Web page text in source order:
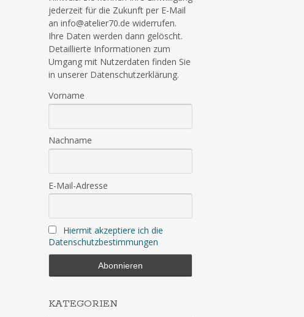
jederzeit für die Zukunft per E-Mail
an info@atelier70.de widerrufen.
Ihre Daten werden dann gelöscht.
Detaillierte Informationen zum
Umgang mit Nutzerdaten finden Sie
in unserer Datenschutzerklärung.
Vorname
Nachname
E-Mail-Adresse
Hiermit akzeptiere ich die
Datenschutzbestimmungen
KATEGORIEN